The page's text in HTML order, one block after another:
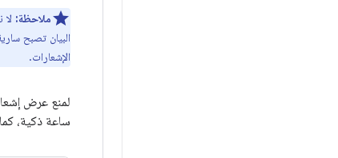
ملاحظة:
البيان تصبح
الإشعارات.
لمنع عرض
ساعة ذكية،